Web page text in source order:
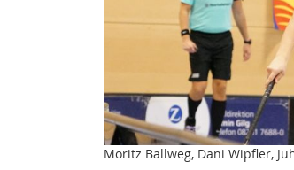
Moritz Ballweg, Dani Wipfler,